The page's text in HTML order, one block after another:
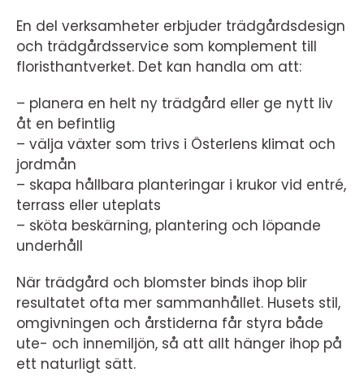
En del verksamheter erbjuder trädgårdsdesign
och trädgårdsservice som komplement till
floristhantverket. Det kan handla om att:
– planera en helt ny trädgård eller ge nytt liv
åt en befintlig
– välja växter som trivs i Österlens klimat och
jordmån
– skapa hållbara planteringar i krukor vid entré,
terrass eller uteplats
– sköta beskärning, plantering och löpande
underhåll
När trädgård och blomster binds ihop blir
resultatet ofta mer sammanhållet. Husets stil,
omgivningen och årstiderna får styra både
ute- och innemiljön, så att allt hänger ihop på
ett naturligt sätt.